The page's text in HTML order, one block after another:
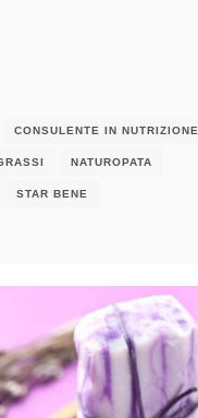
CONSULENTE IN NUTRIZIONE
NATUROPATA
STAR BENE